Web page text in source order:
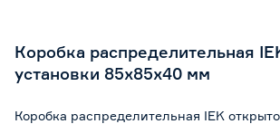
Коробка распределительная
установки 85х85х40 мм
Коробка распределительная IEK